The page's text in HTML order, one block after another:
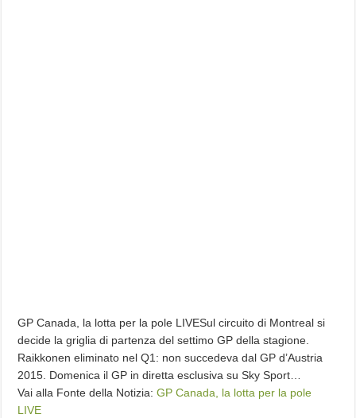
GP Canada, la lotta per la pole LIVESul circuito di Montreal si
decide la griglia di partenza del settimo GP della stagione.
Raikkonen eliminato nel Q1: non succedeva dal GP d’Austria
2015. Domenica il GP in diretta esclusiva su Sky Sport…
Vai alla Fonte della Notizia:GP Canada, la lotta per la pole
LIVE